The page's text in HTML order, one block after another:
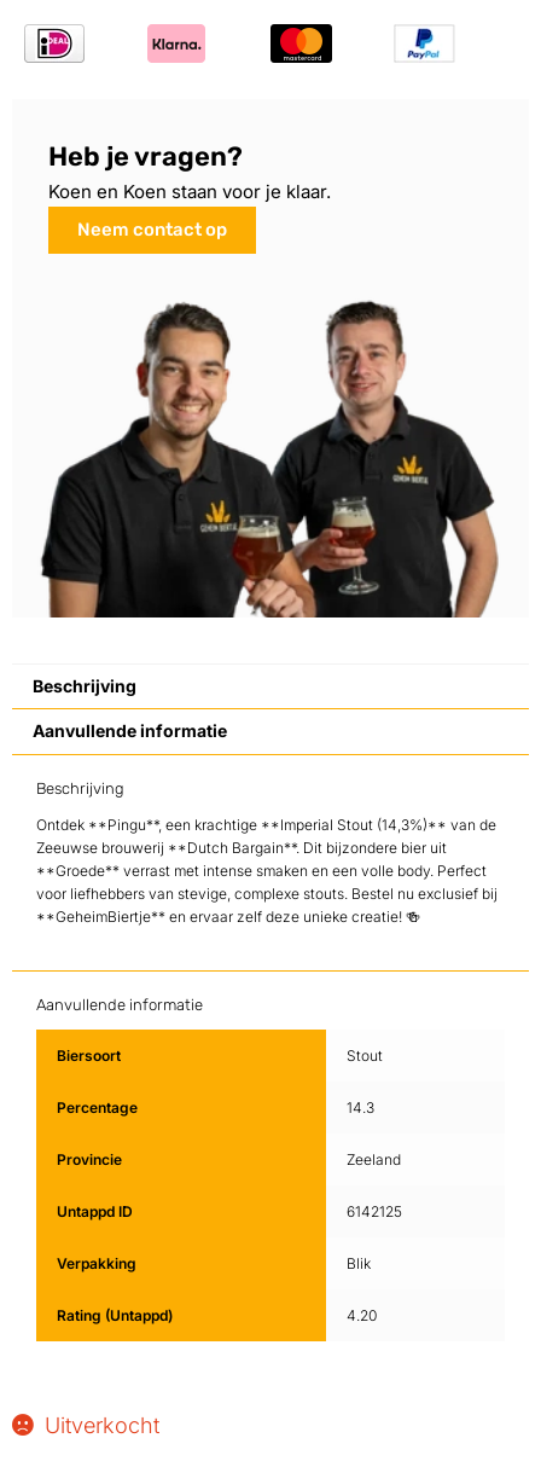
Heb je vragen?
Koen en Koen staan voor je klaar.
Neem contact op
Beschrijving
Aanvullende informatie
Beschrijving
Ontdek **Pingu**, een krachtige **Imperial Stout (14,3%)** van de
Zeeuwse brouwerij **Dutch Bargain**. Dit bijzondere bier uit
**Groede** verrast met intense smaken en een volle body. Perfect
voor liefhebbers van stevige, complexe stouts. Bestel nu exclusief bij
**GeheimBiertje** en ervaar zelf deze unieke creatie! 🍻
Aanvullende informatie
Biersoort Stout
Percentage 14.3
Provincie Zeeland
Untappd ID 6142125
Verpakking Blik
Rating (Untappd) 4.20
Uitverkocht